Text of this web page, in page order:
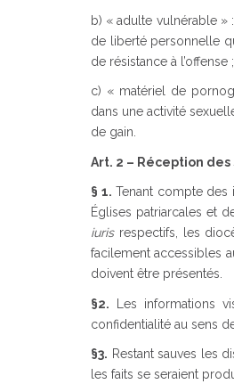
b) « adulte vulnérable »
de liberté personnelle
de résistance à l’offense ;
c) « matériel de
dans une activité
de gain.
Art. 2 – Réception
§ 1. Tenant compte des
Églises patriarcales et
iuris respectifs, les
facilement accessibles
doivent être présentés.
§2. Les informations
confidentialité au sens
§3. Restant sauves les
les faits se seraient